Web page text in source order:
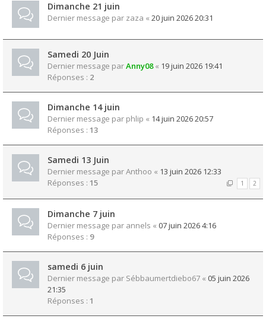
Dimanche 21 juin
Dernier message par zaza « 20 juin 2026 20:31
Samedi 20 Juin
Dernier message parAnny08« 19 juin 2026 19:41
Réponses : 2
Dimanche 14 juin
Dernier message par phlip « 14 juin 2026 20:57
Réponses : 13
Samedi 13 Juin
Dernier message parAnthoo « 13 juin 2026 12:33
Réponses : 15 1 2
Dimanche 7 juin
Dernier message par annels « 07 juin 2026 4:16
Réponses : 9
samedi 6 juin
Dernier message par Sébbaumertdiebo67 « 05 juin 2026
21:35
Réponses : 1